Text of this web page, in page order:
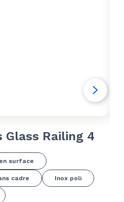
Glass Railing 4
surface
cadre Inox poli